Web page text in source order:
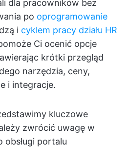
dla pracowników bez
po oprogramowanie
i cyklem pracy działu HR
Ci ocenić opcje
krótki przegląd
narzędzia, ceny,
i integracje.
kluczowe
zwrócić uwagę w
obsługi portalu